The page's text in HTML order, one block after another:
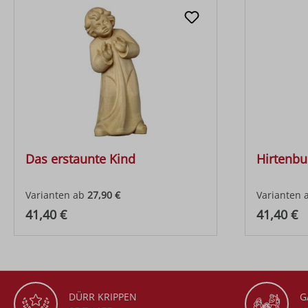
Das erstaunte Kind
Varianten ab 27,90 €
Regulärer Preis:
41,40 €
Varianten
41,40 €
DÜRR KRIPPEN